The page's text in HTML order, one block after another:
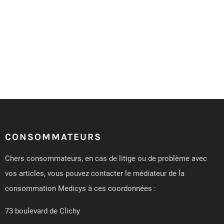
CONSOMMATEURS
Chers consommateurs, en cas de litige ou de problème avec
vos articles, vous pouvez contacter le médiateur de la
consommation Medicys à ces coordonnées :
73 boulevard de Clichy